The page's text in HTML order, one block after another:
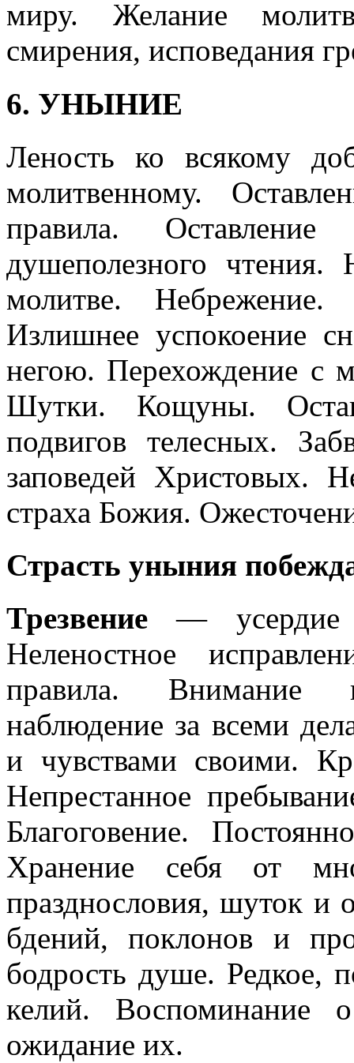
миру. Желание
смирения, исповедания
6. УНЫНИЕ
Леность ко всякому
молитвенному.
правила.
душеполезного
молитве. Небрежение.
Излишнее успокоение
негою. Перехождение с
Шутки. Кощуны.
подвигов телесных.
заповедей Христовых.
страха Божия.
Страсть уныния
Трезвение — усердие
Неленостное
правила. Внимание
наблюдение за всеми
и чувствами своими.
Непрестанное
Благоговение.
Хранение себя от
празднословия, шуток и
бдений, поклонов и
бодрость душе. Редкое,
келий. Воспоминание
ожидание их.